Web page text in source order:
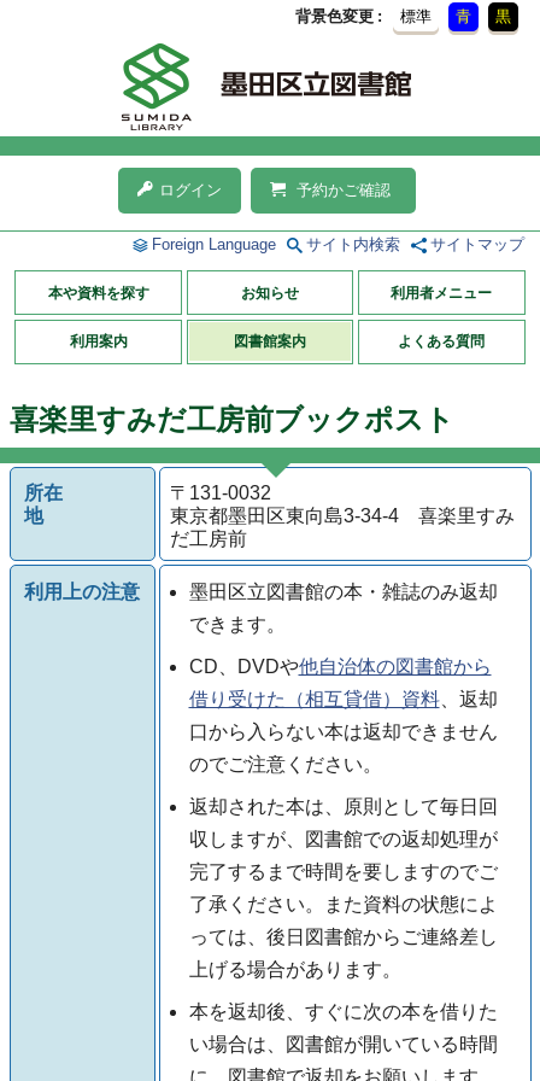
背景色変更 標準 青 黒
ログイン 予約かご確認
Foreign Language サイト内検索 サイトマップ
本や資料を探す お知らせ 利用者メニュー
利用案内 図書館案内 よくある質問
喜楽里すみだ工房前ブックポスト
所在
地
〒131-0032
東京都墨田区東向島3-34-4 喜楽里すみ
だ工房前
利用上の注意
墨田区立図書館の本・雑誌のみ返却
できます。
CD、DVDや他自治体の図書館から
借り受けた（相互貸借）資料、返却
口から入らない本は返却できません
のでご注意ください。
返却された本は、原則として毎日回
収しますが、図書館での返却処理が
完了するまで時間を要しますのでご
了承ください。また資料の状態によ
っては、後日図書館からご連絡差し
上げる場合があります。
本を返却後、すぐに次の本を借りた
い場合は、図書館が開いている時間
に、図書館で返却をお願いします。